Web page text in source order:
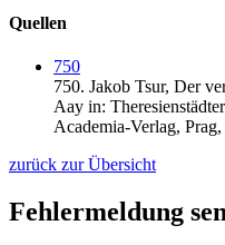
Quellen
750
750. Jakob Tsur, Der
Aay in:
Academia-Verlag, Prag,
zurück zur Übersicht
Fehlermeldung